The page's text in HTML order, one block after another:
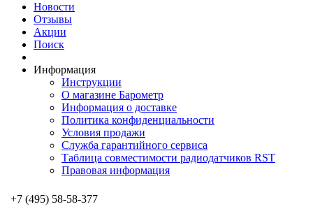
Новости
Отзывы
Акции
Поиск
Информация
Инструкции
О магазине Барометр
Информация о доставке
Политика конфиденциальности
Условия продажи
Служба гарантийного сервиса
Таблица совместимости радиодатчиков RST
Правовая информация
+7 (495) 58-58-377